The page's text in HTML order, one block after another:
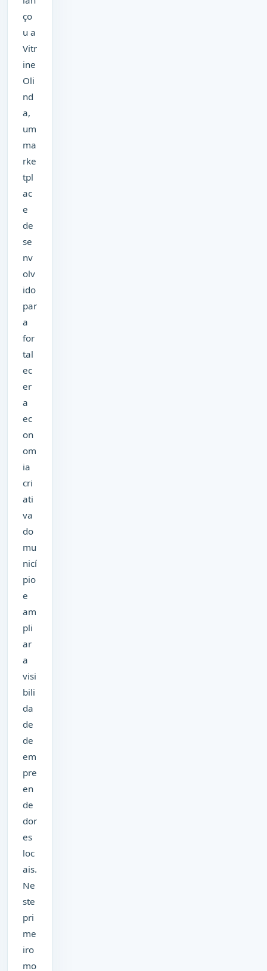
ço
u a
Vitr
ine
Oli
nd
a,
um
ma
rke
tpl
ac
e
de
se
nv
olv
ido
par
a
for
tal
ec
er
a
ec
on
om
ia
cri
ati
va
do
mu
nicí
pio
e
am
pli
ar
a
visi
bili
da
de
de
em
pre
en
de
dor
es
loc
ais.
Ne
ste
pri
me
iro
mo